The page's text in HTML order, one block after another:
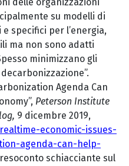
su modelli di
specifici per l’energia,
ma non sono adatti
minimizzano gli
Agenda Can
Peterson Institute
9 dicembre 2019,
economic-issues-
agenda-can-help-
schiacciante sul